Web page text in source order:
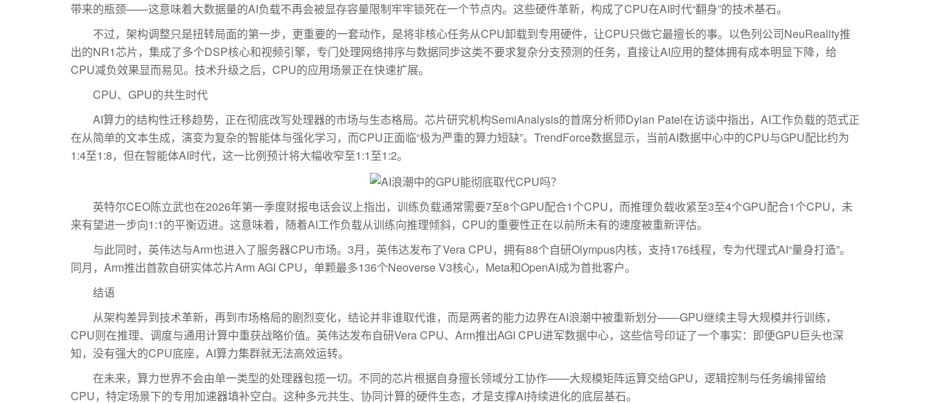
带来的瓶颈——这意味着大数据量的AI负载不再会被显存容量限制牢牢锁死在一个节点内。这些硬件革新，构成了CPU在AI时代“翻身”的技术基石。
不过，架构调整只是扭转局面的第一步，更重要的一套动作，是将非核心任务从CPU卸载到专用硬件，让CPU只做它最擅长的事。以色列公司NeuReality推
出的NR1芯片，集成了多个DSP核心和视频引擎，专门处理网络排序与数据同步这类不要求复杂分支预测的任务，直接让AI应用的整体拥有成本明显下降，给
CPU减负效果显而易见。技术升级之后，CPU的应用场景正在快速扩展。
CPU、GPU的共生时代
AI算力的结构性迁移趋势，正在彻底改写处理器的市场与生态格局。芯片研究机构SemiAnalysis的首席分析师Dylan Patel在访谈中指出，AI工作负载的范式正
在从简单的文本生成，演变为复杂的智能体与强化学习，而CPU正面临“极为严重的算力短缺”。TrendForce数据显示，当前AI数据中心中的CPU与GPU配比约为
1:4至1:8，但在智能体AI时代，这一比例预计将大幅收窄至1:1至1:2。
英特尔CEO陈立武也在2026年第一季度财报电话会议上指出，训练负载通常需要7至8个GPU配合1个CPU，而推理负载收紧至3至4个GPU配合1个CPU，未
来有望进一步向1:1的平衡迈进。这意味着，随着AI工作负载从训练向推理倾斜，CPU的重要性正在以前所未有的速度被重新评估。
与此同时，英伟达与Arm也进入了服务器CPU市场。3月，英伟达发布了Vera CPU，拥有88个自研Olympus内核，支持176线程，专为代理式AI“量身打造”。
同月，Arm推出首款自研实体芯片Arm AGI CPU，单颗最多136个Neoverse V3核心，Meta和OpenAI成为首批客户。
结语
从架构差异到技术革新，再到市场格局的剧烈变化，结论并非谁取代谁，而是两者的能力边界在AI浪潮中被重新划分——GPU继续主导大规模并行训练，
CPU则在推理、调度与通用计算中重获战略价值。英伟达发布自研Vera CPU、Arm推出AGI CPU进军数据中心，这些信号印证了一个事实：即便GPU巨头也深
知，没有强大的CPU底座，AI算力集群就无法高效运转。
在未来，算力世界不会由单一类型的处理器包揽一切。不同的芯片根据自身擅长领域分工协作——大规模矩阵运算交给GPU，逻辑控制与任务编排留给
CPU，特定场景下的专用加速器填补空白。这种多元共生、协同计算的硬件生态，才是支撑AI持续进化的底层基石。